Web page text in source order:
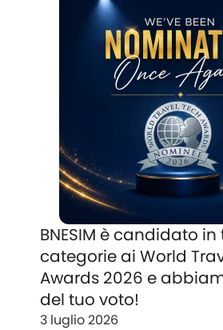
BNESIM è candidato in
categorie ai World
Awards 2026 e
del tuo voto!
3 luglio 2026